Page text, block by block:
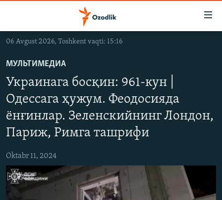
Асосий
ўтинг
Қидиришга
ўтинг
OZODVIDEO
OZODARXIV
На русском
ИЖТИМОИЙ ТАРМОҚЛАР
06 Avgust 2026, Toshkent vaqti: 15:16
МУЛЬТИМЕДИА
Украинага босқин: 961-кун |
Одессага ҳужум. Феодосияда
ёнғинлар. Зеленскийнинг Лондон,
Париж, Римга ташрифи
Oktabr 11, 2024